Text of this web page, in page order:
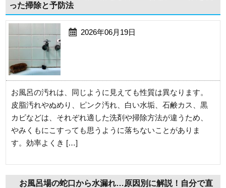
った掃除と予防法
2026年06月19日
お風呂の汚れは、同じように見えても性質は異なります。
皮脂汚れやぬめり、ピンク汚れ、白い水垢、石鹸カス、黒
カビなどは、それぞれ適した洗剤や掃除方法が違うため、
やみくもにこすっても思うように落ちないことがありま
す。効率よくき […]
お風呂場の蛇口から水漏れ…原因別に解説！自分で直